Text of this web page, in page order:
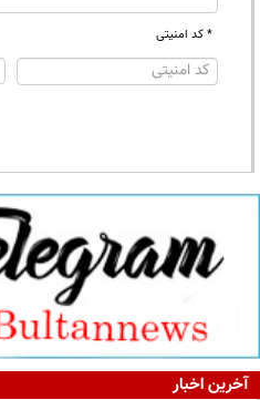
* کد امنیتی
آخرین اخبار